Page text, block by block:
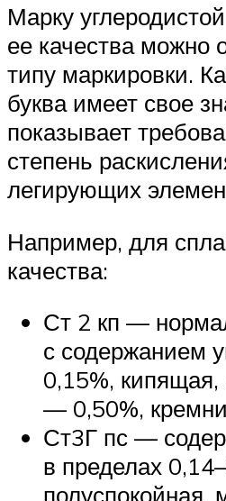
Марку
ее качества можно
типу маркировки.
буква имеет свое
показывает
степень
легирующих
Например, для
качества:
Ст 2 кп —
с содержанием
0,15%,
— 0,50%,
Ст3Г пс —
в пределах
полуспокойная,